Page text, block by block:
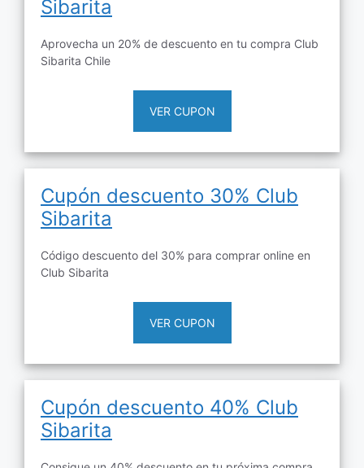
Sibarita
Aprovecha un 20% de descuento en tu compra Club
Sibarita Chile
VER CUPON
Cupón descuento 30% Club
Sibarita
Código descuento del 30% para comprar online en
Club Sibarita
VER CUPON
Cupón descuento 40% Club
Sibarita